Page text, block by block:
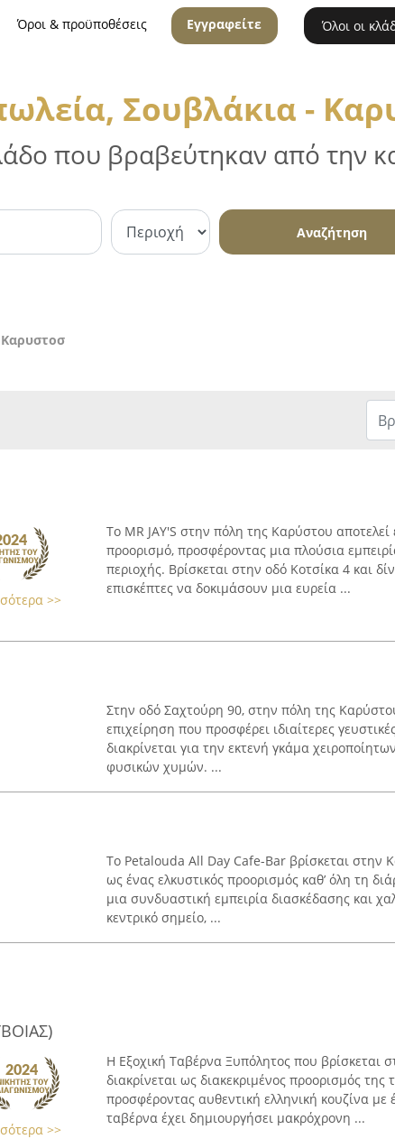
Όροι & προϋποθέσεις Εγγραφείτε Όλοι οι
Σουβλάκια -
που βραβεύτηκαν από την
Αναζήτηση
>>
Το MR JAY'S στην πόλη της Καρύστου αποτελεί
προορισμό, προσφέροντας μια πλούσια
περιοχής. Βρίσκεται στην οδό Κοτσίκα 4 και
επισκέπτες να δοκιμάσουν μια ευρεία ...
Στην οδό Σαχτούρη 90, στην πόλη της
επιχείρηση που προσφέρει ιδιαίτερες
διακρίνεται για την εκτενή γκάμα
φυσικών χυμών. ...
Το Petalouda All Day Cafe-Bar βρίσκεται στην
ως ένας ελκυστικός προορισμός καθ’ όλη τη
μια συνδυαστική εμπειρία διασκέδασης και
κεντρικό σημείο, ...
>>
Η Εξοχική Ταβέρνα Ξυπόλητος που βρίσκεται
διακρίνεται ως διακεκριμένος προορισμός
προσφέροντας αυθεντική ελληνική κουζίνα
ταβέρνα έχει δημιουργήσει μακρόχρονη ...